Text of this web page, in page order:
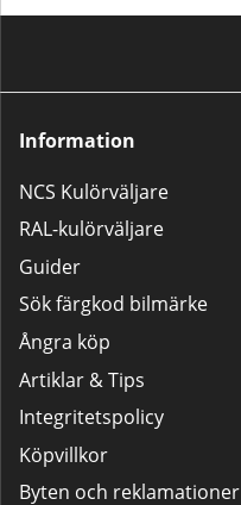
Information
NCS Kulörväljare
RAL-kulörväljare
Guider
Sök färgkod bilmärke
Ångra köp
Artiklar & Tips
Integritetspolicy
Köpvillkor
Byten och reklamationer